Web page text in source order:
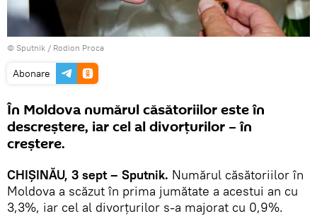
© Sputnik / Rodion Proca
Abonare
În Moldova numărul căsătoriilor este în
descreştere, iar cel al divorţurilor – în
creştere.
CHIŞINĂU, 3 sept – Sputnik. Numărul căsătoriilor în
Moldova a scăzut în prima jumătate a acestui an cu
3,3%, iar cel al divorţurilor s-a majorat cu 0,9%.